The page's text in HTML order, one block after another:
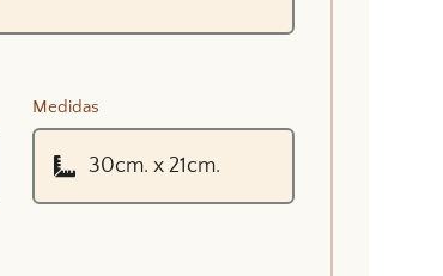
Medidas